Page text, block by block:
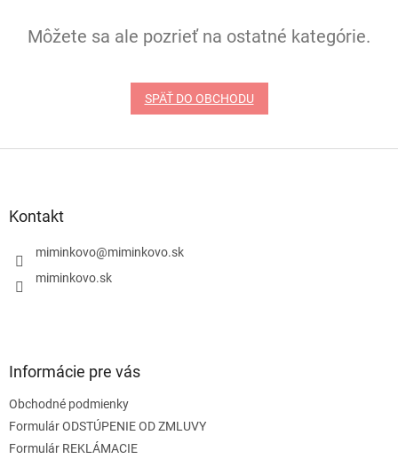
Môžete sa ale pozrieť na ostatné kategórie.
SPÄŤ DO OBCHODU
Kontakt
miminkovo@miminkovo.sk
miminkovo.sk
Informácie pre vás
Obchodné podmienky
Formulár ODSTÚPENIE OD ZMLUVY
Formulár REKLÁMACIE